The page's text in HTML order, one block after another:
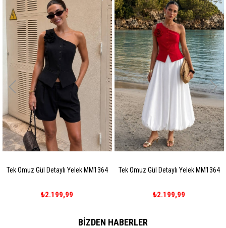
Tek Omuz Gül Detaylı Yelek MM1364
₺2.199,99
Tek Omuz Gül Detaylı Yelek MM1364
₺2.199,99
BIZDEN HABERLER